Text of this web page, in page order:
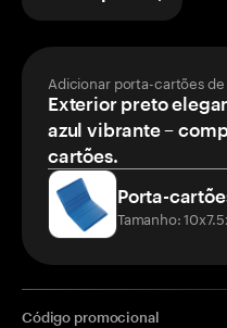
Adicionar porta-cartões
Exterior preto
azul vibrante –
cartões.
Porta-
Tamanho:
Código promocional